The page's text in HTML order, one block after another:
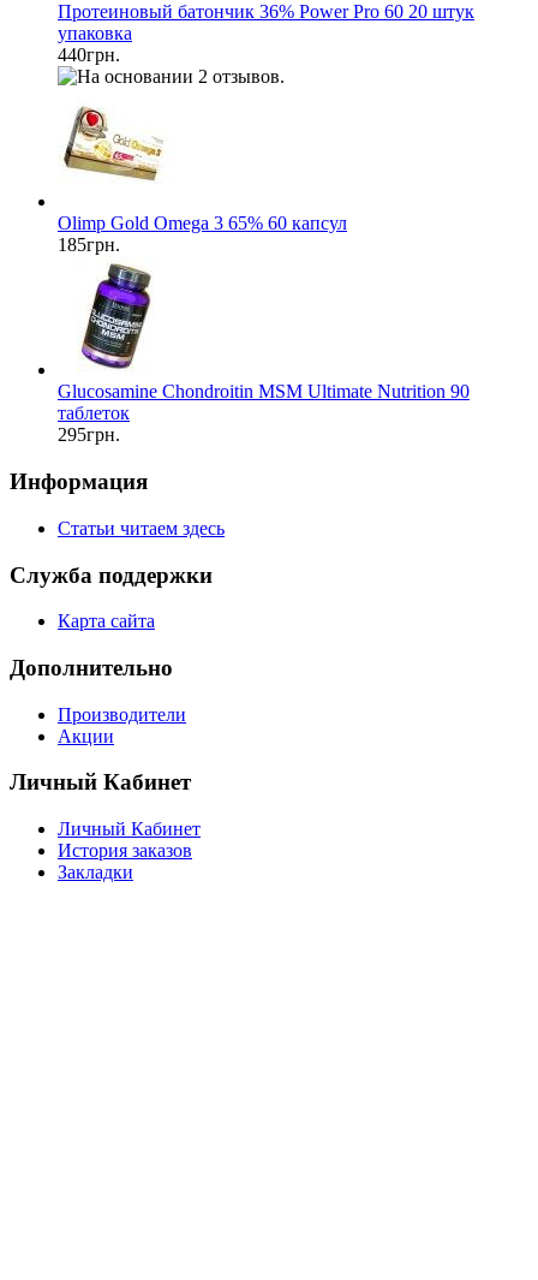
Протеиновый батончик 36% Power Pro 60 20 штук
упаковка
440грн.
Olimp Gold Omega 3 65% 60 капсул
185грн.
Glucosamine Chondroitin MSM Ultimate Nutrition 90
таблеток
295грн.
Информация
Статьи читаем здесь
Служба поддержки
Карта сайта
Дополнительно
Производители
Акции
Личный Кабинет
Личный Кабинет
История заказов
Закладки